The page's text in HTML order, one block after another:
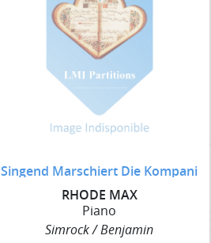
Singend Marschiert Die Kompani
RHODE MAX
Piano
Simrock / Benjamin